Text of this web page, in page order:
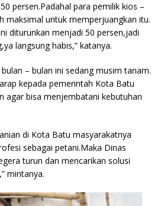
persen.Padahal para pemilik kios –
maksimal untuk memperjuangkan itu.
diturunkan menjadi 50 persen,jadi
langsung habis,” katanya.
– bulan ini sedang musim tanam.
kepada pemerintah Kota Batu
agar bisa menjembatani kebutuhan
di Kota Batu masyarakatnya
sebagai petani.Maka Dinas
turun dan mencarikan solusi
mintanya.